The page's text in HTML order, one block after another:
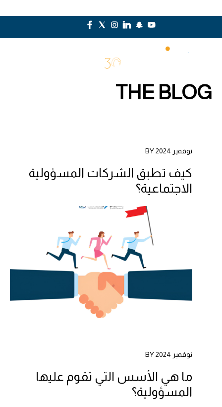
THE BLOG
نوفمبر 2024 BY
كيف تطبق الشركات المسؤولية
الاجتماعية؟
نوفمبر 2024 BY
ما هي الأسس التي تقوم عليها
المسؤولية؟